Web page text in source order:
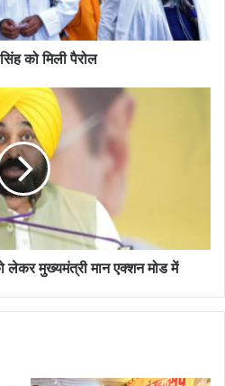
को मिली पैरोल
मुख्यमंत्री मान एक्शन मोड में